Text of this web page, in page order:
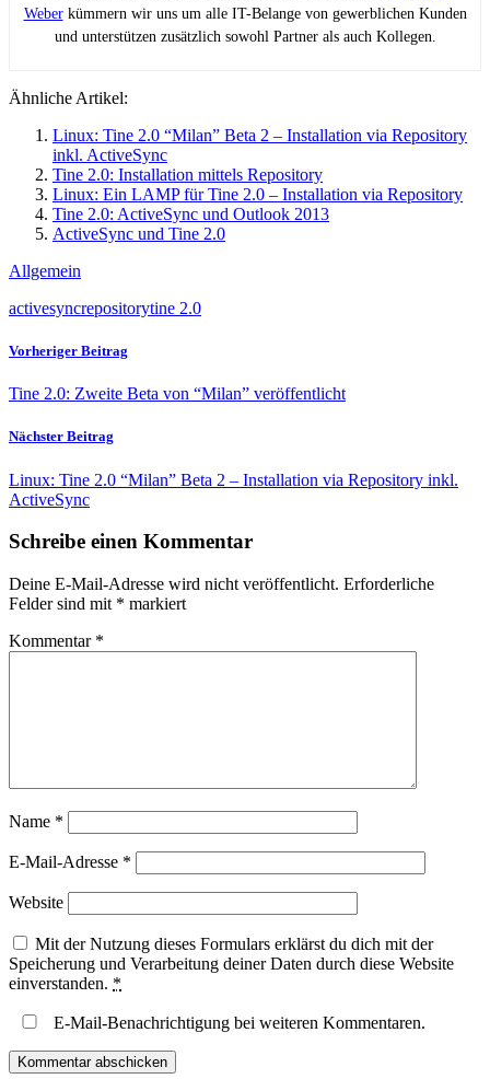
Weberkümmern wir uns um alle IT-Belange von gewerblichen Kunden
und unterstützen zusätzlich sowohl Partner als auch Kollegen.
Ähnliche Artikel:
Linux: Tine 2.0 “Milan” Beta 2 – Installation via Repository
inkl. ActiveSync
Tine 2.0: Installation mittels Repository
Linux: Ein LAMP für Tine 2.0 – Installation via Repository
Tine 2.0: ActiveSync und Outlook 2013
ActiveSync und Tine 2.0
Allgemein
activesyncrepositorytine 2.0
Vorheriger Beitrag
Tine 2.0: Zweite Beta von “Milan” veröffentlicht
Nächster Beitrag
Linux: Tine 2.0 “Milan” Beta 2 – Installation via Repository inkl.
ActiveSync
Schreibe einen Kommentar
Deine E-Mail-Adresse wird nicht veröffentlicht. Erforderliche
Felder sind mit * markiert
Kommentar *
Name *
E-Mail-Adresse *
Website
Mit der Nutzung dieses Formulars erklärst du dich mit der
Speicherung und Verarbeitung deiner Daten durch diese Website
einverstanden. *
E-Mail-Benachrichtigung bei weiteren Kommentaren.